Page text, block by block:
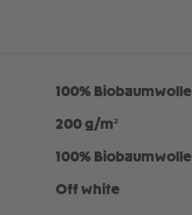
100% Biobaumwolle
200 g/m²
100% Biobaumwolle
Off white